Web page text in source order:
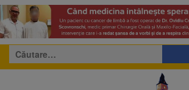
Caută
după: